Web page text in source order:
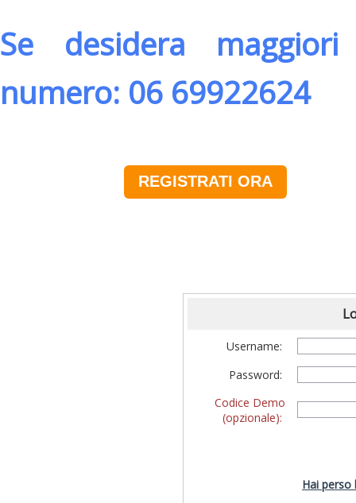
Se desidera
numero: 06 69922624
REGISTRATI ORA
Username:
Password:
Codice Demo
(opzionale):
Hai perso